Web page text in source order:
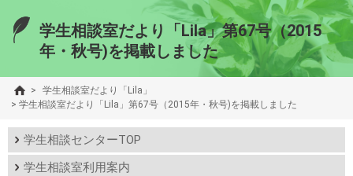
学生相談室だより「Lila」第67号（2015
年・秋号)を掲載しました
>
学生相談室だより「Lila」
> 学生相談室だより「Lila」第67号（2015年・秋号)を掲載しました
学生相談センターTOP
学生相談室利用案内